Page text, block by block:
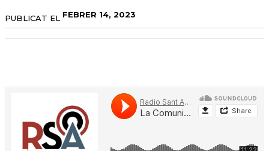
PUBLICAT EL FEBRER 14, 2023